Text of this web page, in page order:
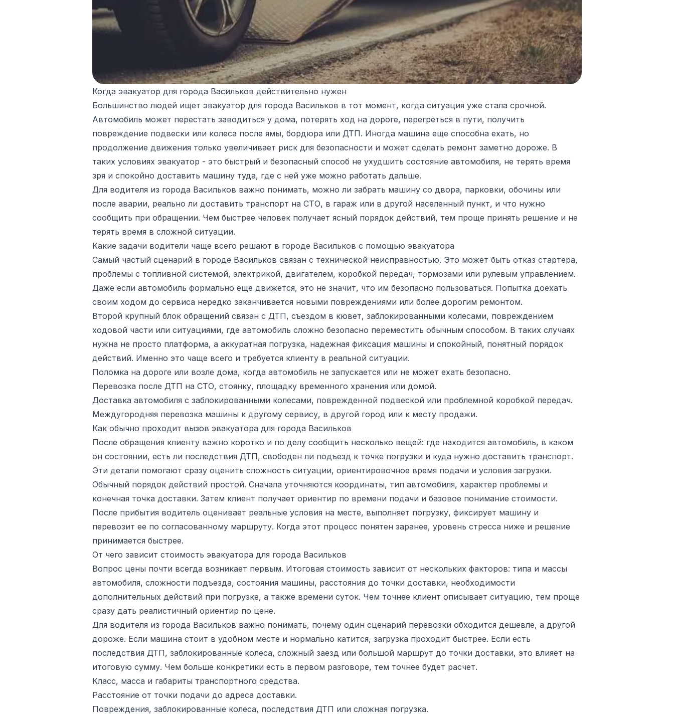
Когда эвакуатор для города Васильков действительно нужен
Большинство людей ищет эвакуатор для города Васильков в тот момент, когда ситуация уже стала срочной.
Автомобиль может перестать заводиться у дома, потерять ход на дороге, перегреться в пути, получить
повреждение подвески или колеса после ямы, бордюра или ДТП. Иногда машина еще способна ехать, но
продолжение движения только увеличивает риск для безопасности и может сделать ремонт заметно дороже. В
таких условиях эвакуатор - это быстрый и безопасный способ не ухудшить состояние автомобиля, не терять время
зря и спокойно доставить машину туда, где с ней уже можно работать дальше.
Для водителя из города Васильков важно понимать, можно ли забрать машину со двора, парковки, обочины или
после аварии, реально ли доставить транспорт на СТО, в гараж или в другой населенный пункт, и что нужно
сообщить при обращении. Чем быстрее человек получает ясный порядок действий, тем проще принять решение и не
терять время в сложной ситуации.
Какие задачи водители чаще всего решают в городе Васильков с помощью эвакуатора
Самый частый сценарий в городе Васильков связан с технической неисправностью. Это может быть отказ стартера,
проблемы с топливной системой, электрикой, двигателем, коробкой передач, тормозами или рулевым управлением.
Даже если автомобиль формально еще движется, это не значит, что им безопасно пользоваться. Попытка доехать
своим ходом до сервиса нередко заканчивается новыми повреждениями или более дорогим ремонтом.
Второй крупный блок обращений связан с ДТП, съездом в кювет, заблокированными колесами, повреждением
ходовой части или ситуациями, где автомобиль сложно безопасно переместить обычным способом. В таких случаях
нужна не просто платформа, а аккуратная погрузка, надежная фиксация машины и спокойный, понятный порядок
действий. Именно это чаще всего и требуется клиенту в реальной ситуации.
Поломка на дороге или возле дома, когда автомобиль не запускается или не может ехать безопасно.
Перевозка после ДТП на СТО, стоянку, площадку временного хранения или домой.
Доставка автомобиля с заблокированными колесами, поврежденной подвеской или проблемной коробкой передач.
Междугородняя перевозка машины к другому сервису, в другой город или к месту продажи.
Как обычно проходит вызов эвакуатора для города Васильков
После обращения клиенту важно коротко и по делу сообщить несколько вещей: где находится автомобиль, в каком
он состоянии, есть ли последствия ДТП, свободен ли подъезд к точке погрузки и куда нужно доставить транспорт.
Эти детали помогают сразу оценить сложность ситуации, ориентировочное время подачи и условия загрузки.
Обычный порядок действий простой. Сначала уточняются координаты, тип автомобиля, характер проблемы и
конечная точка доставки. Затем клиент получает ориентир по времени подачи и базовое понимание стоимости.
После прибытия водитель оценивает реальные условия на месте, выполняет погрузку, фиксирует машину и
перевозит ее по согласованному маршруту. Когда этот процесс понятен заранее, уровень стресса ниже и решение
принимается быстрее.
От чего зависит стоимость эвакуатора для города Васильков
Вопрос цены почти всегда возникает первым. Итоговая стоимость зависит от нескольких факторов: типа и массы
автомобиля, сложности подъезда, состояния машины, расстояния до точки доставки, необходимости
дополнительных действий при погрузке, а также времени суток. Чем точнее клиент описывает ситуацию, тем проще
сразу дать реалистичный ориентир по цене.
Для водителя из города Васильков важно понимать, почему один сценарий перевозки обходится дешевле, а другой
дороже. Если машина стоит в удобном месте и нормально катится, загрузка проходит быстрее. Если есть
последствия ДТП, заблокированные колеса, сложный заезд или большой маршрут до точки доставки, это влияет на
итоговую сумму. Чем больше конкретики есть в первом разговоре, тем точнее будет расчет.
Класс, масса и габариты транспортного средства.
Расстояние от точки подачи до адреса доставки.
Повреждения, заблокированные колеса, последствия ДТП или сложная погрузка.